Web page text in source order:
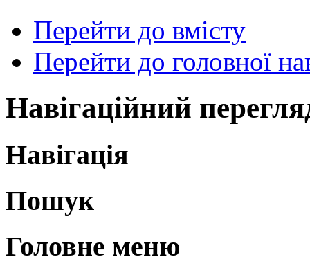
Перейти до вмісту
Перейти до головної
Навігаційний
Навігація
Пошук
Головне меню